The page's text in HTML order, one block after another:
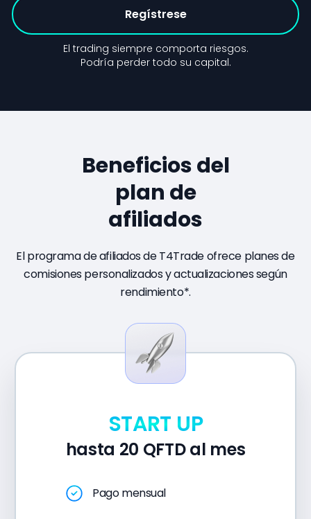
Regístrese
El trading siempre comporta riesgos.
Podría perder todo su capital.
Beneficios del
plan de
afiliados
El programa de afiliados de T4Trade ofrece planes de
comisiones personalizados y actualizaciones según
rendimiento*.
START UP
hasta 20 QFTD al mes
Pago mensual